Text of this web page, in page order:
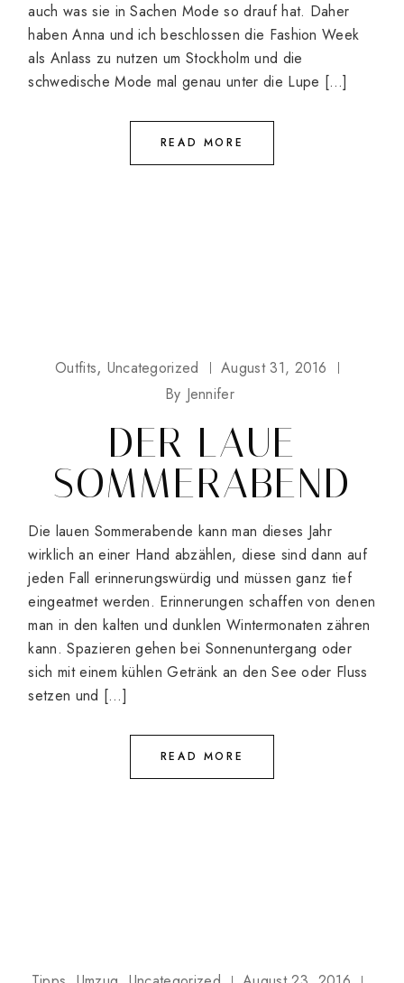
auch was sie in Sachen Mode so drauf hat. Daher
haben Anna und ich beschlossen die Fashion Week
als Anlass zu nutzen um Stockholm und die
schwedische Mode mal genau unter die Lupe […]
READ MORE
Outfits Uncategorized
August 31, 2016
By Jennifer
DER LAUE
SOMMERABEND
Die lauen Sommerabende kann man dieses Jahr
wirklich an einer Hand abzählen, diese sind dann auf
jeden Fall erinnerungswürdig und müssen ganz tief
eingeatmet werden. Erinnerungen schaffen von denen
man in den kalten und dunklen Wintermonaten zähren
kann. Spazieren gehen bei Sonnenuntergang oder
sich mit einem kühlen Getränk an den See oder Fluss
setzen und […]
READ MORE